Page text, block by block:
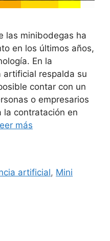
las minibodegas ha
en los últimos años,
En la
artificial respalda su
contar con un
o empresarios
la contratación en
más
artificial, Mini